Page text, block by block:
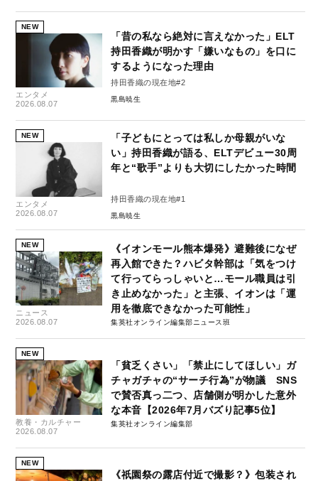
NEW
エンタメ
2026.08.07
「昔の私なら絶対に言えなかった」ELT
持田香織が明かす「嫌いなもの」を口に
するようになった理由
持田香織の現在地#2
黒島暁生
NEW
エンタメ
2026.08.07
「子どもにとっては私しか母親がいな
い」持田香織が語る、ELTデビュー30周
年と“歌手”よりも大切にしたかった時間
持田香織の現在地#1
黒島暁生
NEW
ニュース
2026.08.07
《イオンモール熊本爆発》避難後になぜ
再入館できた？ハビタ幹部は「気をつけ
て行ってらっしゃいと…モール職員は引
き止めなかった」と主張、イオンは「運
用を徹底できなかった可能性」
集英社オンライン編集部ニュース班
NEW
教養・カルチャー
2026.08.07
「貧乏くさい」「禁止にしてほしい」ガ
チャガチャの“サーチ行為”が物議 SNS
で賛否真っ二つ、店舗側が明かした意外
な本音【2026年7月バズり記事5位】
集英社オンライン編集部
NEW
《祇園祭の露店付近で撮影？》包装され